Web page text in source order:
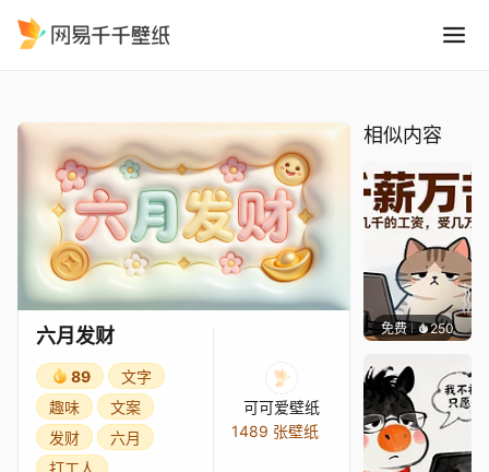
六月发财
89
文字
趣味
文案
发财
六月
打工人
可可爱壁纸
1489 张壁纸
相似内容
免费 250渔小小